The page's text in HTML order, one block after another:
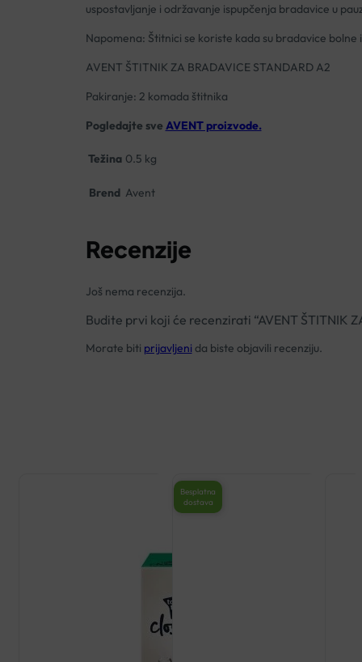
uspostavljanje i održavanje ispupčenja bradavice u
Napomena: Štitnici se koriste kada su bradavice
AVENT ŠTITNIK ZA BRADAVICE STANDARD A2
Pakiranje: 2 komada štitnika
Pogledajte sve AVENT proizvode.
Težina 0.5 kg
Brend Avent
Recenzije
Još nema recenzija.
Budite prvi koji će recenzirati “AVENT ŠTITNIK
Morate biti prijavljeni da biste objavili recenziju.
Besplatna
dostava